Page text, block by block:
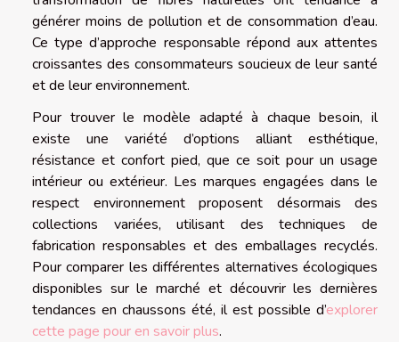
générer moins de pollution et de consommation d’eau.
Ce type d’approche responsable répond aux attentes
croissantes des consommateurs soucieux de leur santé
et de leur environnement.
Pour trouver le modèle adapté à chaque besoin, il
existe une variété d’options alliant esthétique,
résistance et confort pied, que ce soit pour un usage
intérieur ou extérieur. Les marques engagées dans le
respect environnement proposent désormais des
collections variées, utilisant des techniques de
fabrication responsables et des emballages recyclés.
Pour comparer les différentes alternatives écologiques
disponibles sur le marché et découvrir les dernières
tendances en chaussons été, il est possible d’explorer
cette page pour en savoir plus.